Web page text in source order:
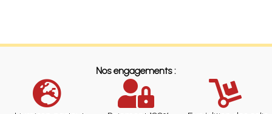
Nos engagements :